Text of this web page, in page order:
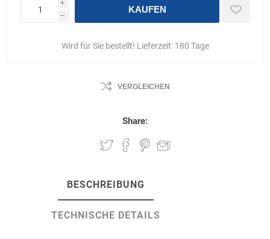
i
h
KAUFEN
Wird für Sie bestellt! Lieferzeit: 180 Tage
VERGLEICHEN
Share:
BESCHREIBUNG
TECHNISCHE DETAILS